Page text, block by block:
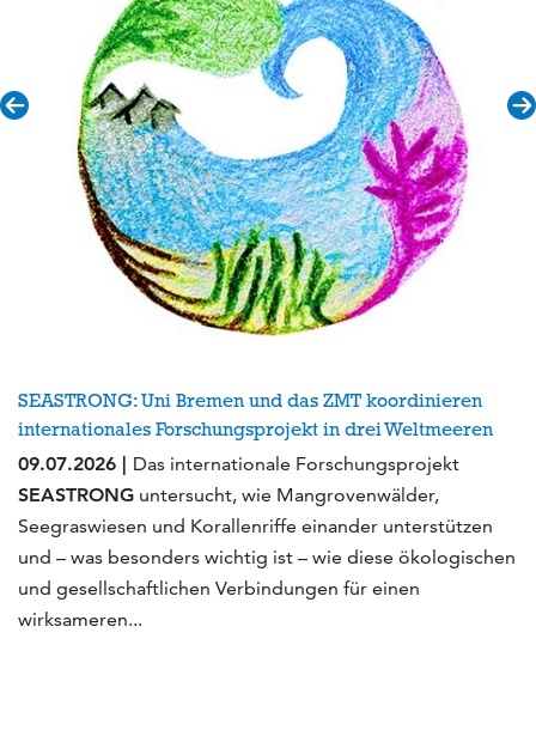
SEASTRONG: Uni Bremen und das ZMT koordinieren
internationales Forschungsprojekt in drei Weltmeeren
09.07.2026 | Das internationale Forschungsprojekt
SEASTRONG untersucht, wie Mangrovenwälder,
Seegraswiesen und Korallenriffe einander unterstützen
und – was besonders wichtig ist – wie diese ökologischen
und gesellschaftlichen Verbindungen für einen
wirksameren...